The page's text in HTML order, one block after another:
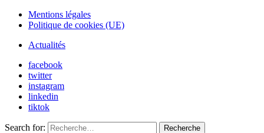
Mentions légales
Politique de cookies (UE)
Actualités
facebook
twitter
instagram
linkedin
tiktok
Search for:
Recherche